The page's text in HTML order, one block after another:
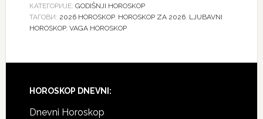
КАТЕГОРИЈЕ: GODIŠNJI HOROSKOP
ТАГОВИ: 2026 HOROSKOP, HOROSKOP ZA 2026, LJUBAVNI
HOROSKOP, VAGA HOROSKOP
Footer
HOROSKOP DNEVNI:
Dnevni Horoskop